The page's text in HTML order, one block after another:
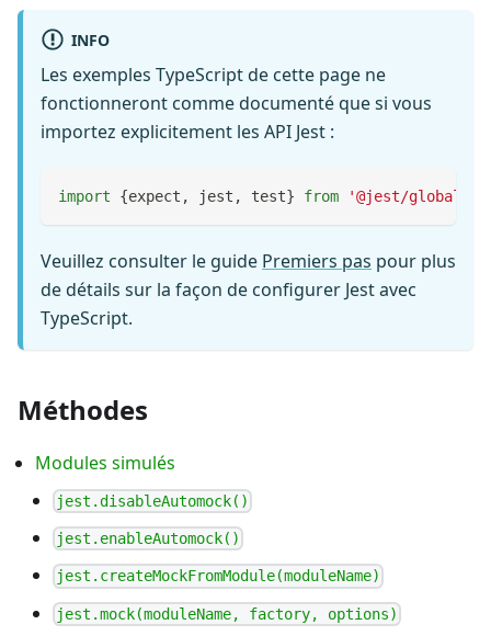
INFO
Les exemples TypeScript de cette page ne
fonctionneront comme documenté que si vous
importez explicitement les API Jest :
import {expect , jest , test} from '@jest/globals'
Veuillez consulter le guide Premiers pas pour plus
de détails sur la façon de configurer Jest avec
TypeScript.
Méthodes
Modules simulés
jest.disableAutomock()
jest.enableAutomock()
jest.createMockFromModule(moduleName)
jest.mock(moduleName, factory, options)